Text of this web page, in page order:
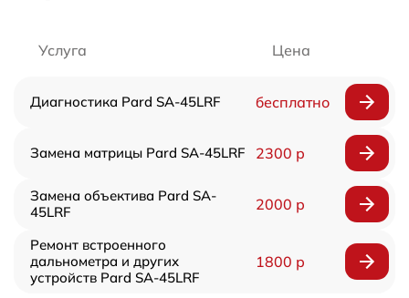
Услуга Цена
Диагностика Pard SA-45LRF бесплатно
Замена матрицы Pard SA-45LRF 2300 р
Замена объектива Pard SA-
45LRF
2000 р
Ремонт встроенного
дальнометра и других
устройств Pard SA-45LRF
1800 р